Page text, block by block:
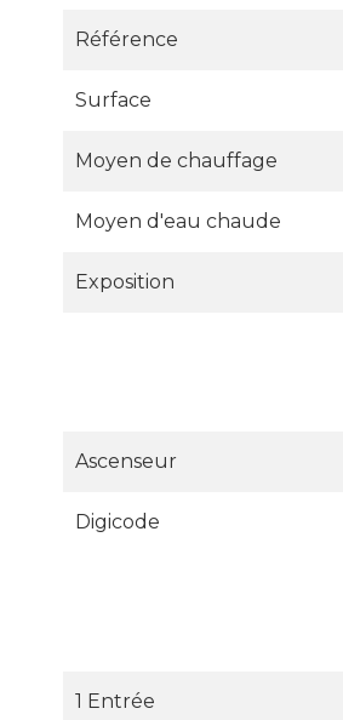
Référence
Surface
Moyen de chauffage
Moyen d'eau chaude
Exposition
Ascenseur
Digicode
1 Entrée